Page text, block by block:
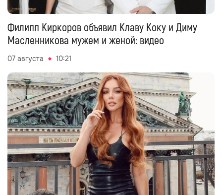
Филипп Киркоров объявил Клаву Коку и Диму
Масленникова мужем и женой: видео
07 августа 10:21